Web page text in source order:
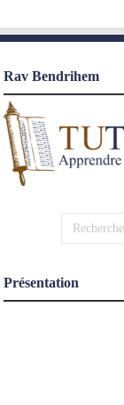
Rav Bendrihem
Présentation